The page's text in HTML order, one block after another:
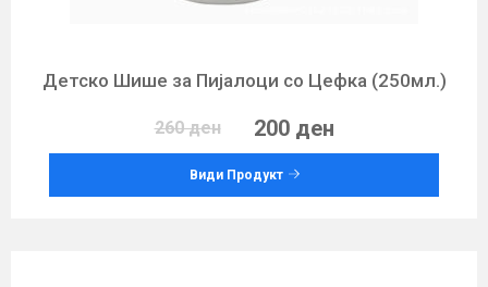
Детско Шише за Пијалоци со Цефка (250мл.)
260 ден 200 ден
Види Продукт